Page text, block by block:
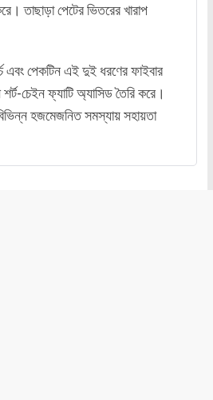
তাছাড়া পেটের ভিতরের খারাপ
এবং পেকটিন এই দুই ধরণের ফাইবার
চেইন ফ্যাটি অ্যাসিড তৈরি করে।
হজমেজনিত সমস্যায় সহায়তা